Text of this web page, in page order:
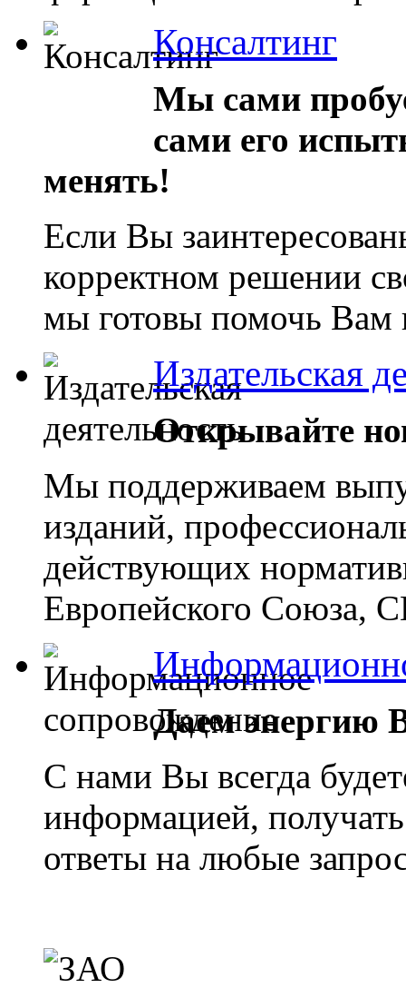
Консалтинг
Мы сами
сами его
менять!
Если Вы
корректном решении
мы готовы помочь Вам
Издательская
Открывайте
Мы поддерживаем
изданий,
действующих
Европейского Союза,
Даем энергию
С нами Вы всегда
информацией,
ответы на любые